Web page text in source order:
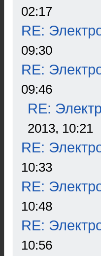
02:17
RE:
09:30
RE:
09:46
RE:
2013, 10:21
RE:
10:33
RE:
10:48
RE:
10:56